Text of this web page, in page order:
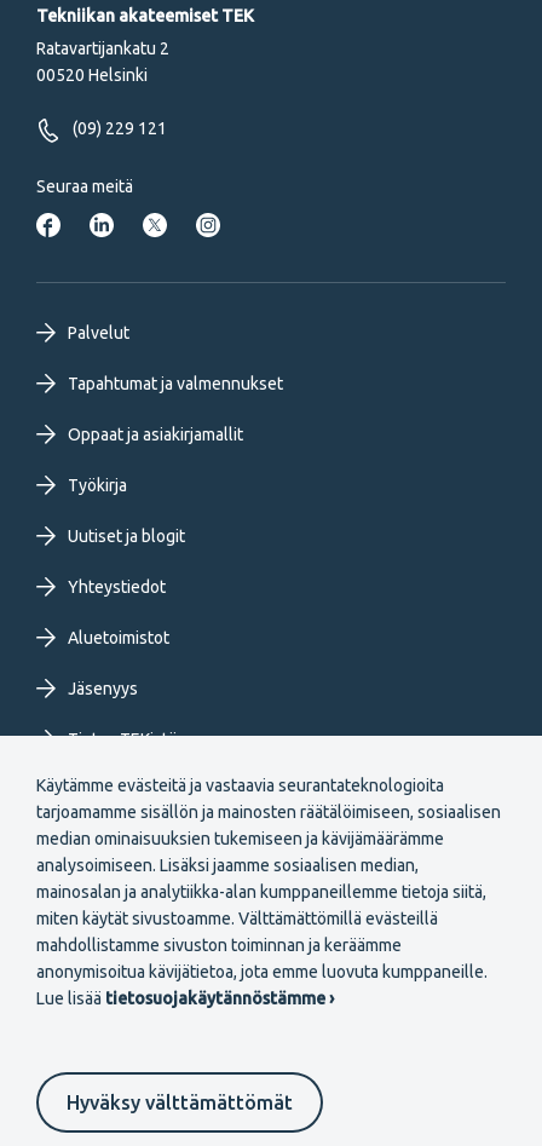
Käytämme evästeitä ja vastaavia seurantateknologioita
tarjoamamme sisällön ja mainosten räätälöimiseen, sosiaalisen
median ominaisuuksien tukemiseen ja kävijämäärämme
analysoimiseen. Lisäksi jaamme sosiaalisen median,
mainosalan ja analytiikka-alan kumppaneillemme tietoja siitä,
miten käytät sivustoamme. Välttämättömillä evästeillä
mahdollistamme sivuston toiminnan ja keräämme
anonymisoitua kävijätietoa, jota emme luovuta kumppaneille.
Lue lisää tietosuojakäytännöstämme ›
Hyväksy välttämättömät
Tekniikan akateemiset TEK
Ratavartijankatu 2
00520 Helsinki
(09) 229 121
Seuraa meitä
Footer
primary
menu
FI
Palvelut
Tapahtumat ja valmennukset
Oppaat ja asiakirjamallit
Työkirja
Uutiset ja blogit
Yhteystiedot
Aluetoimistot
Jäsenyys
Tietoa TEKistä
Extranet
Secondary
FI
Liity jäseneksi
Suomeksi In English På svenska